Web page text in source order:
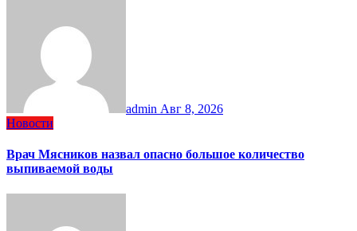
admin Авг 8, 2026
Новости
Врач Мясников назвал опасно большое количество
выпиваемой воды